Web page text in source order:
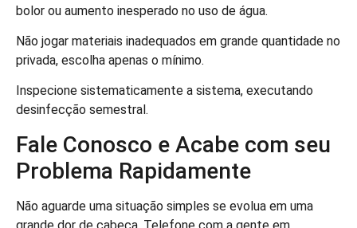
bolor ou aumento inesperado no uso de água.
Não jogar materiais inadequados em grande quantidade no
privada, escolha apenas o mínimo.
Inspecione sistematicamente a sistema, executando
desinfecção semestral.
Fale Conosco e Acabe com seu
Problema Rapidamente
Não aguarde uma situação simples se evolua em uma
grande dor de cabeça. Telefone com a gente em